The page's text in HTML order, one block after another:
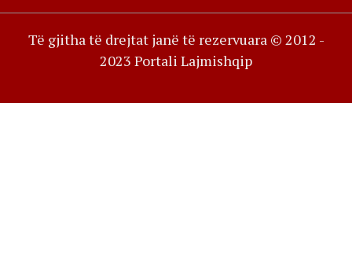
Të gjitha të drejtat janë të rezervuara © 2012 -
2023 Portali Lajmishqip